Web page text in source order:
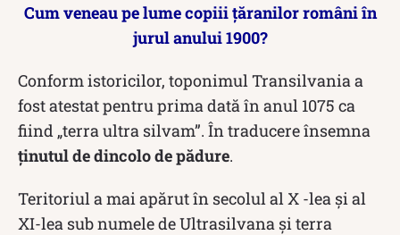
Cum veneau pe lume copiii țăranilor români în
jurul anului 1900?
Conform istoricilor, toponimul Transilvania a
fost atestat pentru prima dată în anul 1075 ca
fiind „terra ultra silvam”. În traducere însemna
ținutul de dincolo de pădure.
Teritoriul a mai apărut în secolul al X -lea și al
XI-lea sub numele de Ultrasilvana şi terra